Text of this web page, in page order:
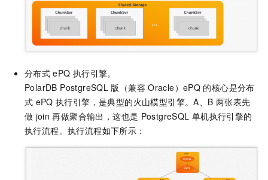
分布式 ePQ 执行引擎。
PolarDB PostgreSQL 版（兼容 Oracle） ePQ 的核心是分布
式 ePQ 执行引擎，是典型的火山模型引擎。A、B 两张表先
做 join 再做聚合输出，这也是 PostgreSQL 单机执行引擎的
执行流程。执行流程如下所示：